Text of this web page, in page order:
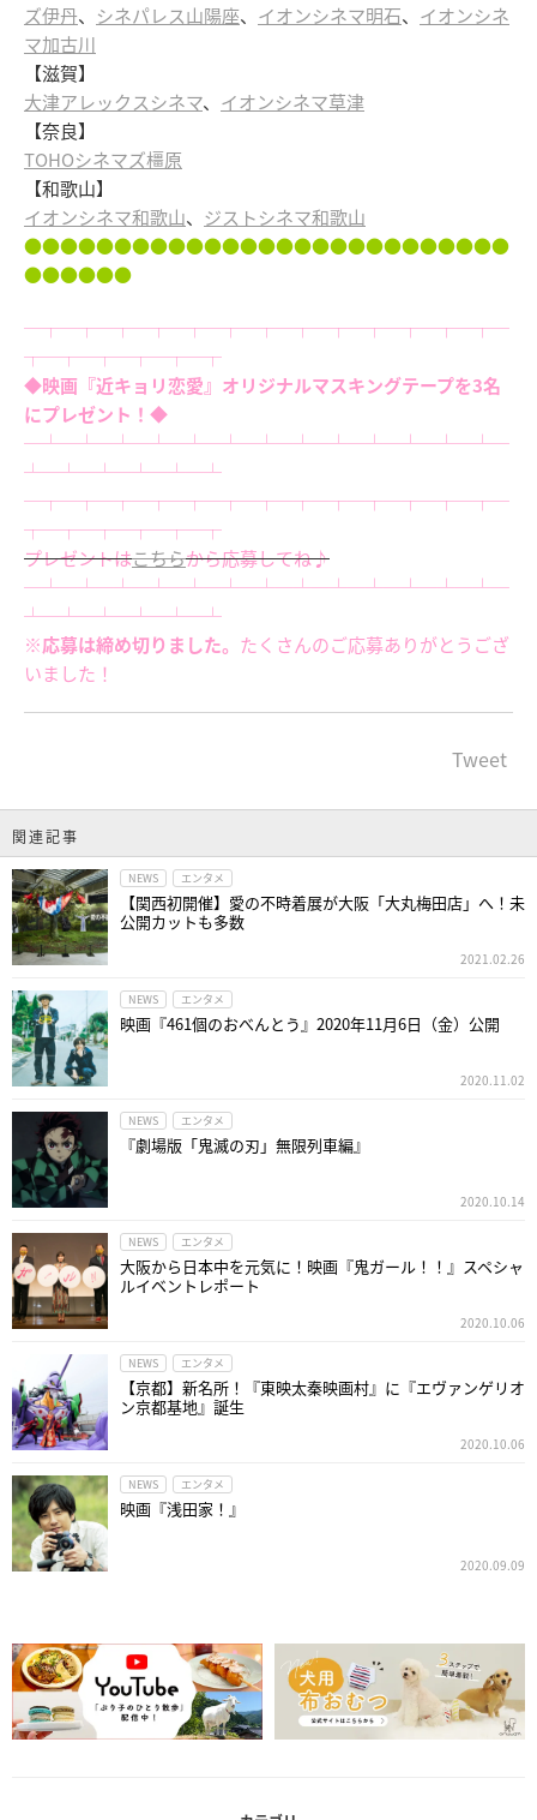
ズ伊丹、 シネパレス山陽座、 イオンシネマ明石、 イオンシネ
マ加古川
【滋賀】
大津アレックスシネマ、 イオンシネマ草津
【奈良】
TOHOシネマズ橿原
【和歌山】
イオンシネマ和歌山、 ジストシネマ和歌山
●●●●●●●●●●●●●●●●●●●●●●●●●●●
●●●●●●
─┬─┬─┬─┬─┬─┬─┬─┬─┬─┬─┬─┬─┬─
┬─┬─┬─┬─┬─┬
◆映画『近キョリ恋愛』オリジナルマスキングテープを3名
にプレゼント！◆
─┴─┴─┴─┴─┴─┴─┴─┴─┴─┴─┴─┴─┴─
┴─┴─┴─┴─┴─┴
─┬─┬─┬─┬─┬─┬─┬─┬─┬─┬─┬─┬─┬─
┬─┬─┬─┬─┬─┬
プレゼントはこちらから応募してね♪
─┴─┴─┴─┴─┴─┴─┴─┴─┴─┴─┴─┴─┴─
┴─┴─┴─┴─┴─┴
※応募は締め切りました。 たくさんのご応募ありがとうござ
いました！
Tweet
関連記事
NEWS エンタメ
【関西初開催】愛の不時着展が大阪「大丸梅田店」へ！未
公開カットも多数
2021.02.26
NEWS エンタメ
映画『461個のおべんとう』2020年11月6日（金）公開
2020.11.02
NEWS エンタメ
『劇場版「鬼滅の刃」無限列車編』
2020.10.14
NEWS エンタメ
大阪から日本中を元気に！映画『鬼ガール！！』スペシャ
ルイベントレポート
2020.10.06
NEWS エンタメ
【京都】新名所！『東映太秦映画村』に『エヴァンゲリオ
ン京都基地』誕生
2020.10.06
NEWS エンタメ
映画『浅田家！』
2020.09.09